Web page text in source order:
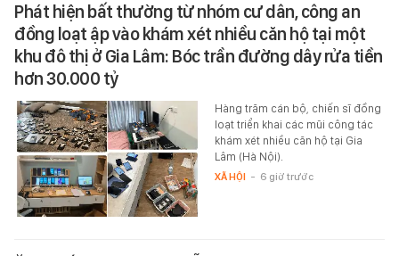
Phát hiện bất thường từ nhóm cư dân, công an
đồng loạt ập vào khám xét nhiều căn hộ tại một
khu đô thị ở Gia Lâm: Bóc trần đường dây rửa tiền
hơn 30.000 tỷ
Hàng trăm cán bộ, chiến sĩ đồng
loạt triển khai các mũi công tác
khám xét nhiều căn hộ tại Gia
Lâm (Hà Nội).
XÃ HỘI - 6 giờ trước